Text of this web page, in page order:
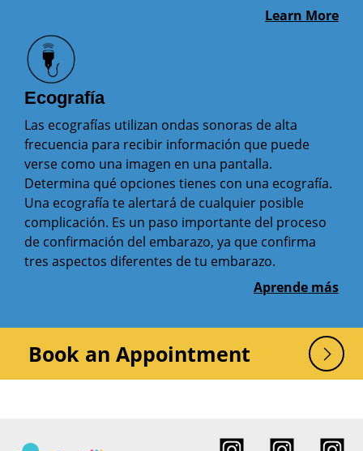
Learn More
Ecografía
Las ecografías utilizan ondas sonoras de alta
frecuencia para recibir información que puede
verse como una imagen en una pantalla.
Determina qué opciones tienes con una ecografía.
Una ecografía te alertará de cualquier posible
complicación. Es un paso importante del proceso
de confirmación del embarazo, ya que confirma
tres aspectos diferentes de tu embarazo.
Aprende más
Book an Appointment